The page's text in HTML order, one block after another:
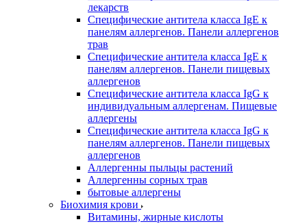
лекарств
Специфические антитела класса IgE к
панелям аллергенов. Панели аллергенов
трав
Специфические антитела класса IgE к
панелям аллергенов. Панели пищевых
аллергенов
Специфические антитела класса IgG к
индивидуальным аллергенам. Пищевые
аллергены
Специфические антитела класса IgG к
панелям аллергенов. Панели пищевых
аллергенов
Аллергенны пыльцы растений
Аллергенны сорных трав
бытовые аллергены
Биохимия крови
Витамины, жирные кислоты